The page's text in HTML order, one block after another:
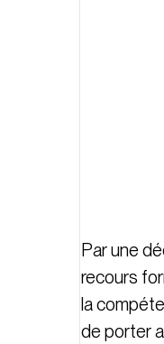
Par une
recours
la
de porter